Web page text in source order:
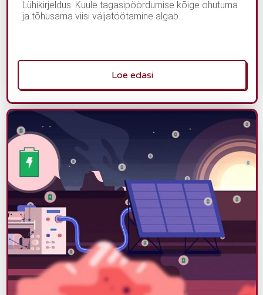
Lühikirjeldus: Kuule tagasipöördumise kõige ohutuma
ja tõhusama viisi väljatöötamine algab...
Loe edasi